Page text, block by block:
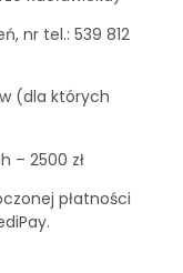
nr tel.: 539 812
(dla których
– 2500 zł
płatności